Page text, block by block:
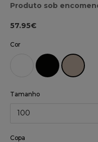
Produto sob
57.95€
Cor
Tamanho
100
Copa